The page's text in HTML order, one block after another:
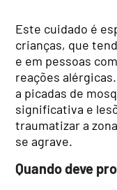
Este cuidado é
crianças, que
e em pessoas
reações
a picadas de
significativa e
traumatizar a
se agrave.
Quando deve